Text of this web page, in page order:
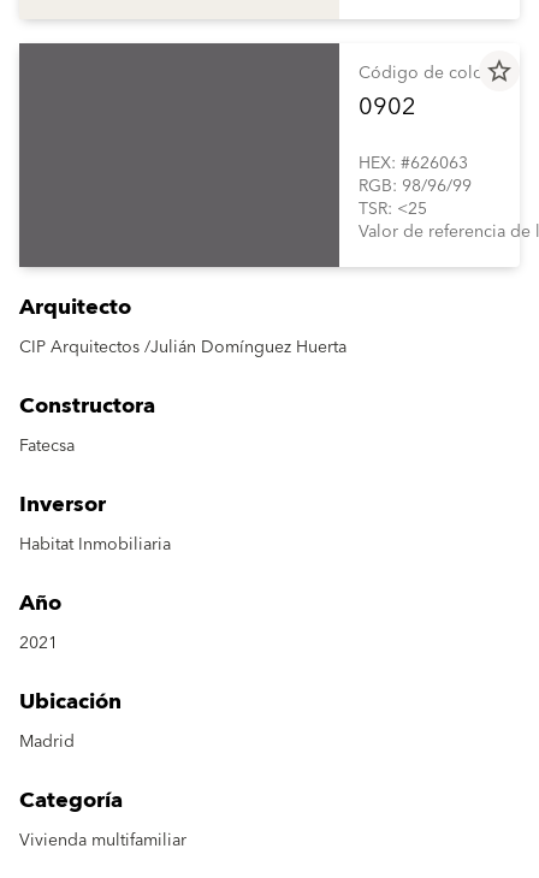
star_border
Código de color
0902
HEX: #626063
RGB: 98/96/99
TSR: <25
Valor de referencia
Arquitecto
CIP Arquitectos /Julián Domínguez Huerta
Constructora
Fatecsa
Inversor
Habitat Inmobiliaria
Año
2021
Ubicación
Madrid
Categoría
Vivienda multifamiliar